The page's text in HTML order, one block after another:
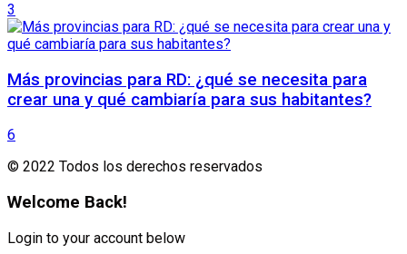
3
Más provincias para RD: ¿qué se necesita para
crear una y qué cambiaría para sus habitantes?
6
© 2022 Todos los derechos reservados
Welcome Back!
Login to your account below